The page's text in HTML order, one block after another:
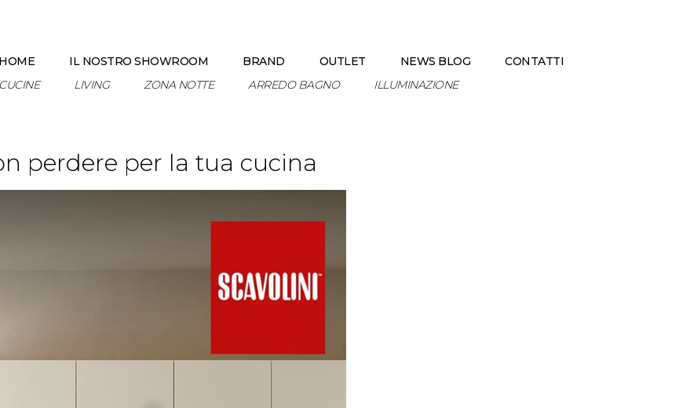
HOME IL NOSTRO SHOWROOM BRAND OUTLET NEWS BLOG
CONTATTI
CUCINE
LIVING ZONA NOTTE ARREDO BAGNO ILLUMINAZIONE
perdere per la tua cucina